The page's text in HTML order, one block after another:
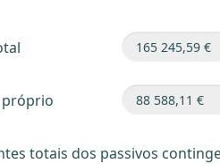
próprio
totais dos passivos